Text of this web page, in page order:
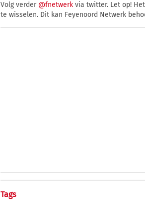
Volg verder @fnetwerk via twitter. Let op!
te wisselen. Dit kan Feyenoord Netwerk
Tags